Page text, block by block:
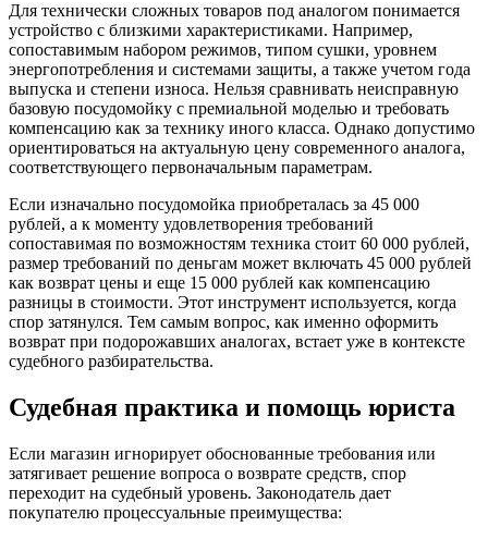
Для технически сложных товаров под аналогом понимается
устройство с близкими характеристиками. Например,
сопоставимым набором режимов, типом сушки, уровнем
энергопотребления и системами защиты, а также учетом года
выпуска и степени износа. Нельзя сравнивать неисправную
базовую посудомойку с премиальной моделью и требовать
компенсацию как за технику иного класса. Однако допустимо
ориентироваться на актуальную цену современного аналога,
соответствующего первоначальным параметрам.
Если изначально посудомойка приобреталась за 45 000
рублей, а к моменту удовлетворения требований
сопоставимая по возможностям техника стоит 60 000 рублей,
размер требований по деньгам может включать 45 000 рублей
как возврат цены и еще 15 000 рублей как компенсацию
разницы в стоимости. Этот инструмент используется, когда
спор затянулся. Тем самым вопрос, как именно оформить
возврат при подорожавших аналогах, встает уже в контексте
судебного разбирательства.
Судебная практика и помощь юриста
Если магазин игнорирует обоснованные требования или
затягивает решение вопроса о возврате средств, спор
переходит на судебный уровень. Законодатель дает
покупателю процессуальные преимущества: